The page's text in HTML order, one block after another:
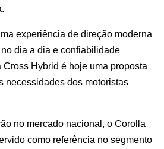
experiência de direção moderna
dia a dia e confiabilidade
Hybrid é hoje uma proposta
necessidades dos motoristas
no mercado nacional, o Corolla
como referência no segmento